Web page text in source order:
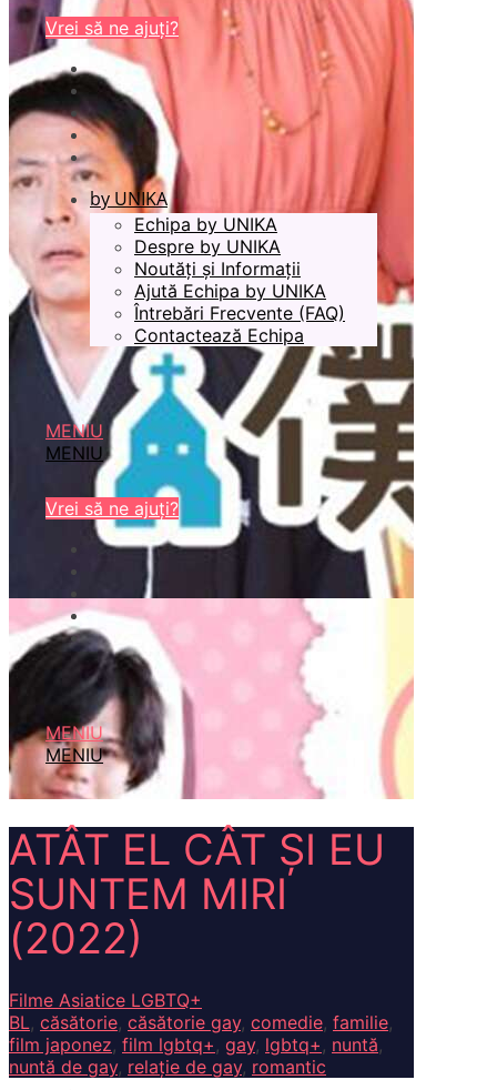
Vrei să ne ajuți?
by UNIKA
Echipa by UNIKA
Despre by UNIKA
Noutăți și Informații
Ajută Echipa by UNIKA
Întrebări Frecvente (FAQ)
Contactează Echipa
MENIU
MENIU
Vrei să ne ajuți?
MENIU
MENIU
ATÂT EL CÂT ȘI EU
SUNTEM MIRI
(2022)
Filme Asiatice LGBTQ+
BL, căsătorie, căsătorie gay, comedie, familie,
film japonez, film lgbtq+ , gay, lgbtq+ , nuntă,
nuntă de gay, relație de gay, romantic